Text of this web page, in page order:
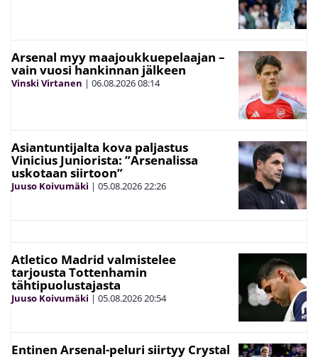
Arsenal myy maajoukkuepelaajan –
vain vuosi hankinnan jälkeen
Vinski Virtanen | 06.08.202608:14
Asiantuntijalta kova paljastus
Vinicius Juniorista: ”Arsenalissa
uskotaan siirtoon”
Juuso Koivumäki | 05.08.202622:26
Atletico Madrid valmistelee
tarjousta Tottenhamin
tähtipuolustajasta
Juuso Koivumäki | 05.08.202620:54
Entinen Arsenal-peluri siirtyy Crystal